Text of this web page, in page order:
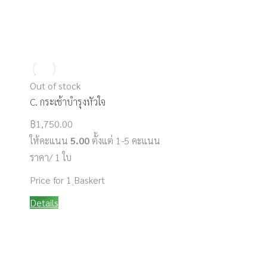
Out of stock
C. กระเช้าบำรุงหัวใจ
฿1,750.00
ให้คะแนน 5.00 ตั้งแต่ 1-5 คะแนน
ราคา/ 1 ใบ
Price for 1 ฺBaskert
Details